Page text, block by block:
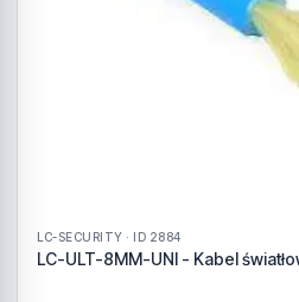
LC-SECURITY · ID 2884
LC-ULT-8MM-UNI - Kabel